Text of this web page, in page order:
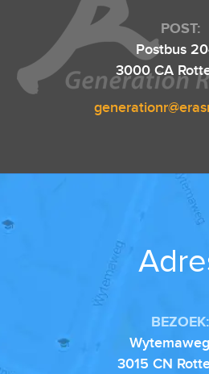
POST:
Postbus
3000 CA
BEZOEK:
3015 CN